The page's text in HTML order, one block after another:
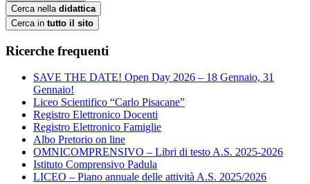
Cerca nella didattica
Cerca in tutto il sito
Ricerche frequenti
SAVE THE DATE! Open Day 2026 – 18 Gennaio, 31
Gennaio!
Liceo Scientifico “Carlo Pisacane”
Registro Elettronico Docenti
Registro Elettronico Famiglie
Albo Pretorio on line
OMNICOMPRENSIVO – Libri di testo A.S. 2025-2026
Istituto Comprensivo Padula
LICEO – Piano annuale delle attività A.S. 2025/2026